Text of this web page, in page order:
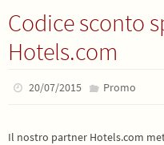
Codice sconto
Hotels.com
20/07/2015 Promo
Il nostro partner Hotels.com